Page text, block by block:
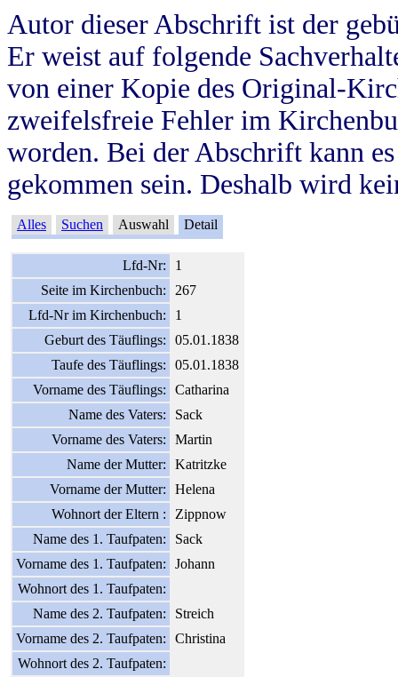
Autor dieser Abschrift ist der
Er weist auf folgende
von einer Kopie des Original-
zweifelsfreie Fehler im
worden. Bei der Abschrift kann
gekommen sein. Deshalb wird
Alles Suchen Auswahl Detail
Lfd-Nr:
1
Seite im Kirchenbuch:
267
Lfd-Nr im Kirchenbuch:
1
Geburt des Täuflings:
05.01.1838
Taufe des Täuflings:
05.01.1838
Vorname des Täuflings:
Catharina
Name des Vaters:
Sack
Vorname des Vaters:
Martin
Name der Mutter:
Katritzke
Vorname der Mutter:
Helena
Wohnort der Eltern :
Zippnow
Name des 1. Taufpaten:
Sack
Vorname des 1. Taufpaten:
Johann
Wohnort des 1. Taufpaten:
Name des 2. Taufpaten:
Streich
Vorname des 2. Taufpaten:
Christina
Wohnort des 2. Taufpaten: